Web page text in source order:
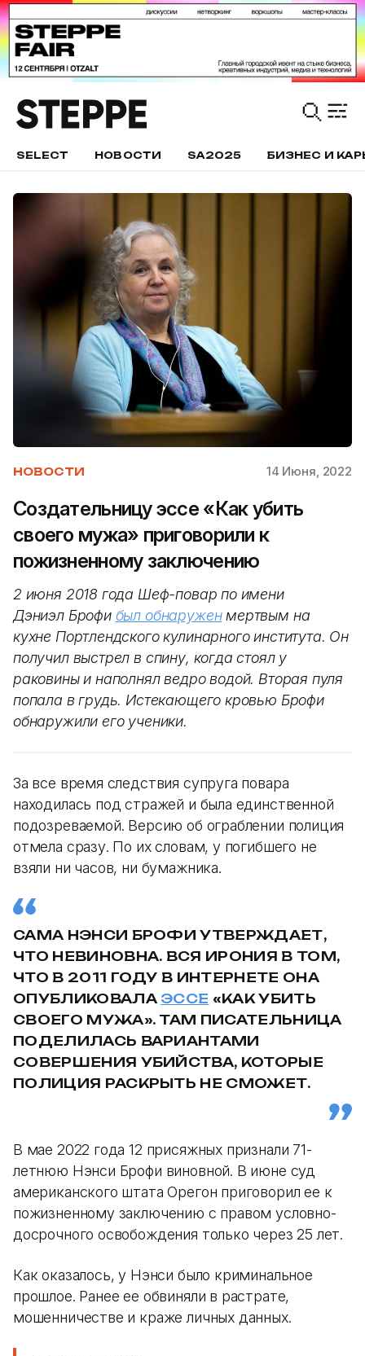
SELECT НОВОСТИ SA2025 БИЗНЕС И
НОВОСТИ 14 Июня, 2022
Создательницу эссе «Как убить
своего мужа» приговорили к
пожизненному заключению
2 июня 2018 года Шеф-повар по имени
Дэниэл Брофи был обнаруженмертвым на
кухне Портлендского кулинарного института. Он
получил выстрел в спину, когда стоял у
раковины и наполнял ведро водой. Вторая пуля
попала в грудь. Истекающего кровью Брофи
обнаружили его ученики.
За все время следствия супруга повара
находилась под стражей и была единственной
подозреваемой. Версию об ограблении полиция
отмела сразу. По их словам, у погибшего не
взяли ни часов, ни бумажника.
САМА НЭНСИ БРОФИ УТВЕРЖДАЕТ,
ЧТО НЕВИНОВНА. ВСЯ ИРОНИЯ В ТОМ,
ЧТО В 2011 ГОДУ В ИНТЕРНЕТЕ ОНА
ОПУБЛИКОВАЛА ЭССЕ «КАК УБИТЬ
СВОЕГО МУЖА». ТАМ ПИСАТЕЛЬНИЦА
ПОДЕЛИЛАСЬ ВАРИАНТАМИ
СОВЕРШЕНИЯ УБИЙСТВА, КОТОРЫЕ
ПОЛИЦИЯ РАСКРЫТЬ НЕ СМОЖЕТ.
В мае 2022 года 12 присяжных признали 71-
летнюю Нэнси Брофи виновной. В июне суд
американского штата Орегон приговорил ее к
пожизненному заключению с правом условно-
досрочного освобождения только через 25 лет.
Как оказалось, у Нэнси было криминальное
прошлое. Ранее ее обвиняли в растрате,
мошенничестве и краже личных данных.